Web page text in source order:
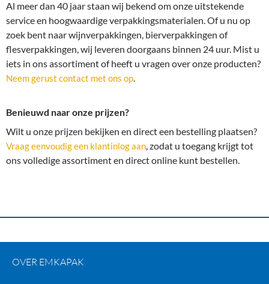
Al meer dan 40 jaar staan wij bekend om onze uitstekende
service en hoogwaardige verpakkingsmaterialen. Of u nu op
zoek bent naar wijnverpakkingen, bierverpakkingen of
flesverpakkingen, wij leveren doorgaans binnen 24 uur. Mist u
iets in ons assortiment of heeft u vragen over onze producten?
Neem gerust contact met ons op.
Benieuwd naar onze prijzen?
Wilt u onze prijzen bekijken en direct een bestelling plaatsen?
Vraag eenvoudig een klantinlog aan, zodat u toegang krijgt tot
ons volledige assortiment en direct online kunt bestellen.
OVER EMKAPAK